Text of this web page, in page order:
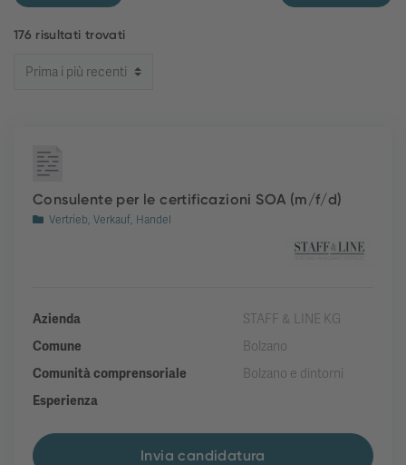
176 risultati trovati
Consulente per le certificazioni SOA (m/f/d)
Vertrieb, Verkauf, Handel
Azienda
STAFF & LINE KG
Comune
Bolzano
Comunità comprensoriale
Bolzano e dintorni
Esperienza
Invia candidatura